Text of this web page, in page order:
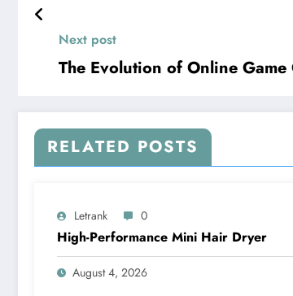
Next post
The Evolution of Online
RELATED POSTS
Letrank 0
High-Performance Mini Hair Dryer
August 4, 2026